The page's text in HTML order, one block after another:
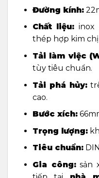
Đường kính:
Chất liệu: inox
thép hợp kim
Tải làm việc
tùy tiêu chuẩn.
Tải phá hủy:
cao.
Bước xích:
Trọng lượng:
Tiêu chuẩn:
Gia công:sản